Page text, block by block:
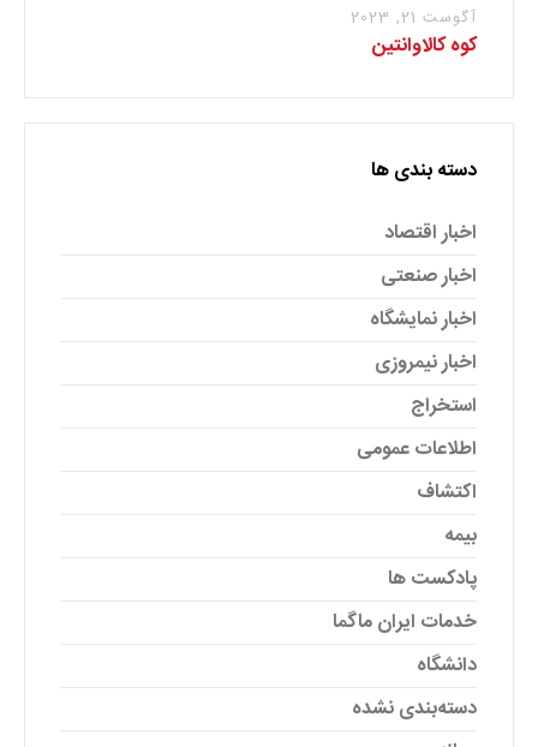
آگوست 21, 2023
کوه کالاوانتین
دسته بندی ها
اخبار اقتصاد
اخبار صنعتی
اخبار نمایشگاه
اخبار نیمروزی
استخراج
اطلاعات عمومی
اکتشاف
بیمه
پادکست ها
خدمات ایران ماگما
دانشگاه
دسته‌بندی نشده